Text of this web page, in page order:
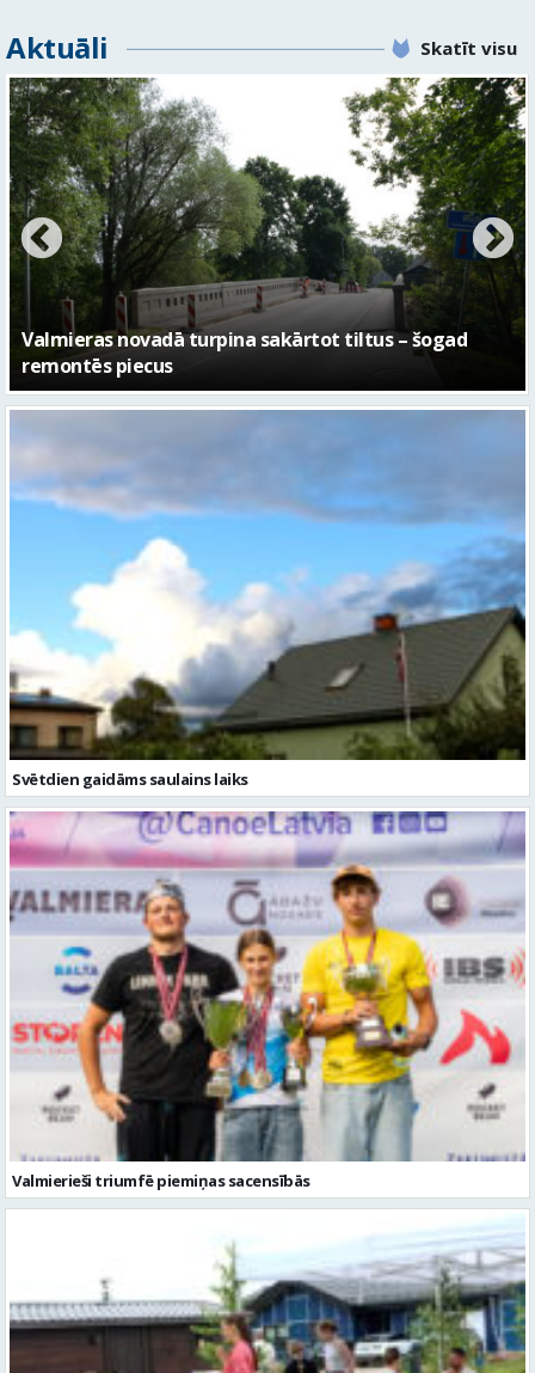
Aktuāli Skatīt visu
No pagaidu teātra līdz laikmetīgās kultūras centram
– kā attīstīsies “Kurtuve”
Svētdien gaidāms saulains laiks
Valmierieši triumfē piemiņas sacensībās